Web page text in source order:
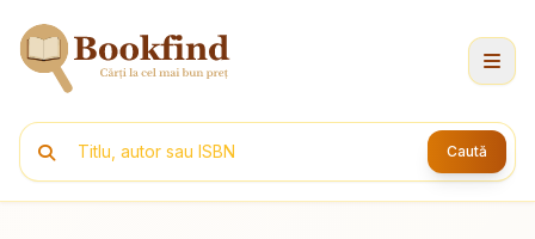
Caută